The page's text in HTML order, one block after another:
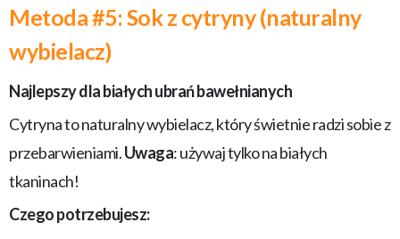
Metoda #5: Sok z cytryny (naturalny
wybielacz)
Najlepszy dla białych ubrań bawełnianych
Cytryna to naturalny wybielacz, który świetnie radzi sobie z
przebarwieniami.Uwaga: używaj tylko na białych
tkaninach!
Czego potrzebujesz: